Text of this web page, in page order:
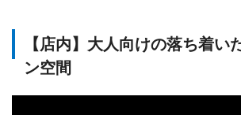
【店内】大人向けの落ち着い
ン空間